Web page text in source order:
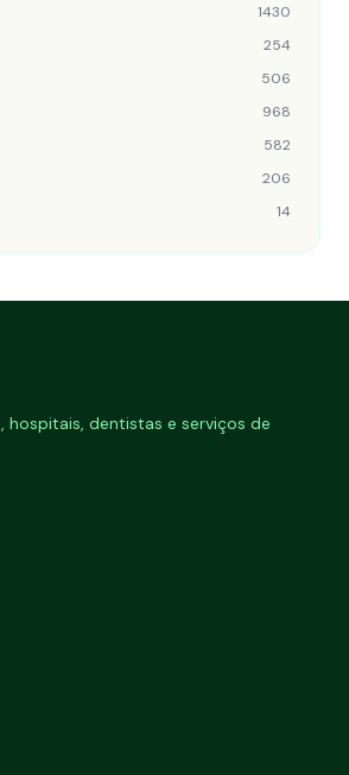
1430
254
506
968
582
206
14
hospitais, dentistas e serviços de